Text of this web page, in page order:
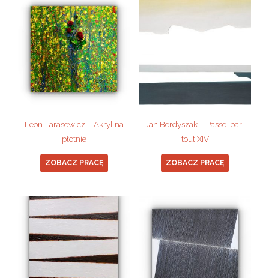
Leon Tarasewicz – Akryl na
płótnie
ZOBACZ PRACĘ
Jan Berdyszak – Passe-par-
tout XIV
ZOBACZ PRACĘ